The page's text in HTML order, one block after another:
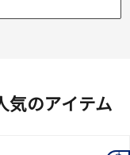
気のアイテム